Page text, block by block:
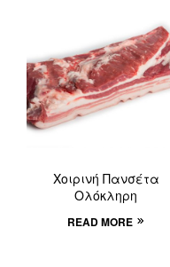
Χοιρινή Πανσέτα
Ολόκληρη
READ MORE